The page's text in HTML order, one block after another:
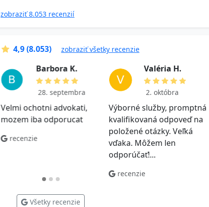
zobraziť 8.053 recenzií
4,9 (8.053) zobraziť všetky recenzie
B a r b o r a K .
28. septembra
Velmi ochotni advokati,
mozem iba odporucat
recenzie
V a l ér i a H .
2. októbra
Výborné služby, promptná
kvalifikovaná odpoveď na
položené otázky. Veľká
vďaka. Môžem len
odporúčať!...
recenzie
Všetky recenzie